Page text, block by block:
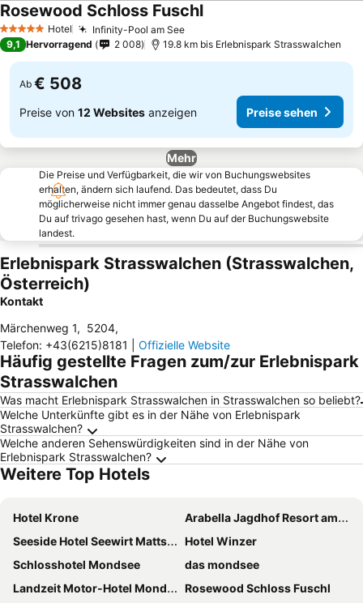
5 Sterne Hotel Infinity-Pool am SeePreise sehen
Rosewood Schloss FuschlPreise sehen
9,1 Hervorragend 2 008 19.8 km bis Erlebnispark Strasswalchen
Ab € 508
Preise von 12 Websites anzeigen Preise sehen
Mehr
Die Preise und Verfügbarkeit, die wir von Buchungswebsites
erhalten, ändern sich laufend. Das bedeutet, dass Du
möglicherweise nicht immer genau dasselbe Angebot findest, das
Du auf trivago gesehen hast, wenn Du auf der Buchungswebsite
landest.
Erlebnispark Strasswalchen (Strasswalchen,
Österreich)
Kontakt
Märchenweg 1, 5204,
Telefon: +43(6215)8181 Offizielle Website
Häufig gestellte Fragen zum/zur Erlebnispark
Strasswalchen
Was macht Erlebnispark Strasswalchen in Strasswalchen so beliebt?
Welche Unterkünfte gibt es in der Nähe von Erlebnispark
Strasswalchen?
Welche anderen Sehenswürdigkeiten sind in der Nähe von
Erlebnispark Strasswalchen?
Weitere Top Hotels
Hotel Krone
Arabella Jagdhof Resort am Fuschlsee, a Tribute Portfolio Hotel
Seeside Hotel Seewirt Mattsee
Hotel Winzer
Schlosshotel Mondsee
das mondsee
Landzeit Motor-Hotel Mondsee
Rosewood Schloss Fuschl